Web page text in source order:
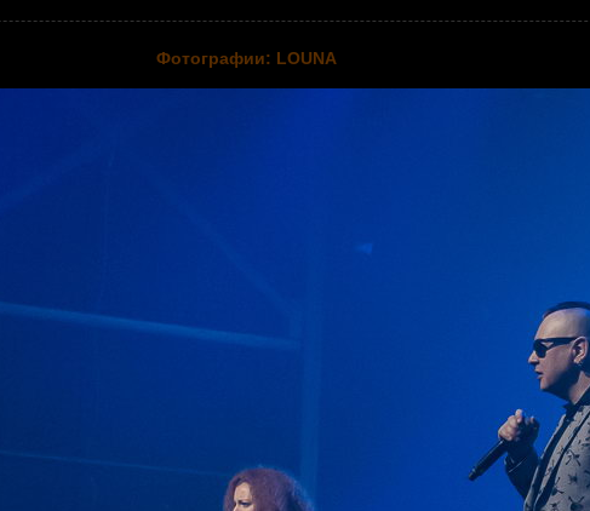
Фотографии: LOUNA